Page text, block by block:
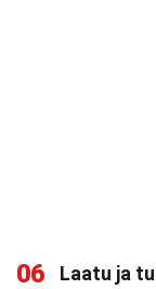
06 Laatu ja